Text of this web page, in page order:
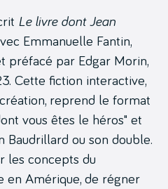
Le livre dont Jean
Emmanuelle Fantin,
préfacé par Edgar Morin,
Cette fiction interactive,
reprend le format
vous êtes le héros" et
Baudrillard ou son double.
les concepts du
en Amérique, de régner